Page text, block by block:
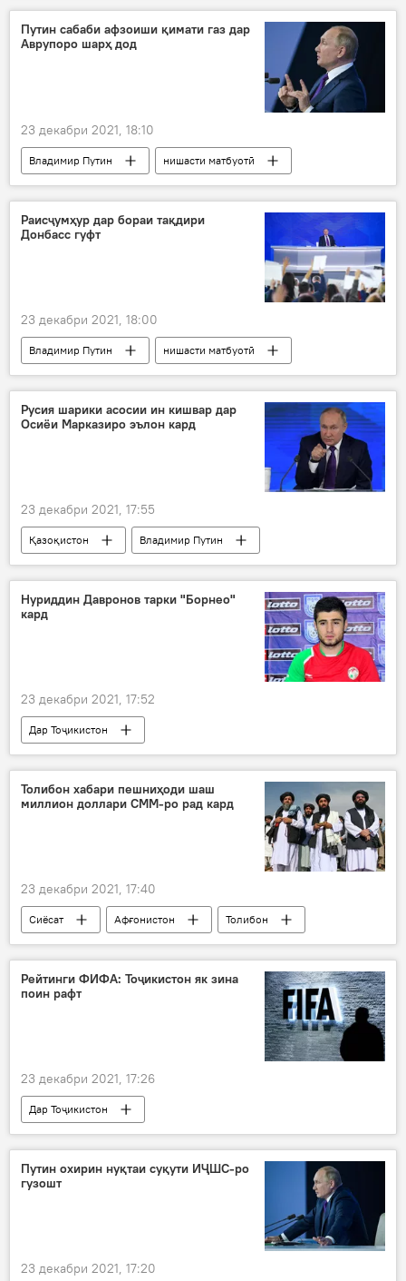
Путин сабаби афзоиши қимати газ дар
Аврупоро шарҳ дод
23 декабри 2021, 18:10
Владимир Путин
нишасти матбуотӣ
Дар Русия
Раисҷумҳур дар бораи тақдири
Донбасс гуфт
23 декабри 2021, 18:00
Владимир Путин
нишасти матбуотӣ
Дар Русия
Русия шарики асосии ин кишвар дар
Осиёи Марказиро эълон кард
23 декабри 2021, 17:55
Қазоқистон
Владимир Путин
Осиёи Марказӣ
муносибат
шарики асосӣ
Нуриддин Давронов тарки "Борнео"
кард
23 декабри 2021, 17:52
Дар Тоҷикистон
Навигариҳои варзиши Тоҷикистон
Нуриддин Давронов
Толибон хабари пешниҳоди шаш
миллион доллари СММ-ро рад кард
23 декабри 2021, 17:40
Сиёсат Афғонистон Толибон
Рейтинги ФИФА: Тоҷикистон як зина
поин рафт
23 декабри 2021, 17:26
Дар Тоҷикистон
Навигариҳои варзиши Тоҷикистон
ФИФА
радабандӣ
Путин охирин нуқтаи суқути ИҶШС-ро
гузошт
23 декабри 2021, 17:20